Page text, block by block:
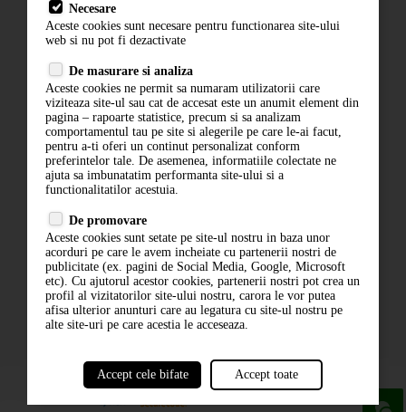
Livrare
Contact
Politica de confidentialitate
ANPC
ABONARE LA NEWSLETTER
ABONARE
Necesare
Aceste cookies sunt necesare pentru functionarea site-ului
web si nu pot fi dezactivate
De masurare si analiza
Aceste cookies ne permit sa numaram utilizatorii care
viziteaza site-ul sau cat de accesat este un anumit element din
pagina – rapoarte statistice, precum si sa analizam
comportamentul tau pe site si alegerile pe care le-ai facut,
pentru a-ti oferi un continut personalizat conform
preferintelor tale. De asemenea, informatiile colectate ne
ajuta sa imbunatatim performanta site-ului si a
functionalitatilor acestuia.
De promovare
Aceste cookies sunt setate pe site-ul nostru in baza unor
acorduri pe care le avem incheiate cu partenerii nostri de
publicitate (ex. pagini de Social Media, Google, Microsoft
etc). Cu ajutorul acestor cookies, partenerii nostri pot crea un
profil al vizitatorilor site-ului nostru, carora le vor putea
afisa ulterior anunturi care au legatura cu site-ul nostru pe
alte site-uri pe care acestia le acceseaza.
Accept cele bifate Accept toate